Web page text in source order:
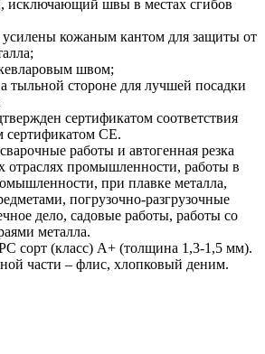
исключающий швы в местах сгибов
кожаным кантом для защиты от
швом;
тыльной стороне для лучшей посадки
сертификатом соответствия
сертификатом СЕ.
работы и автогенная резка
отраслях промышленности, работы в
при плавке металла,
погрузочно-разгрузочные
дело, садовые работы, работы со
металла.
сорт (класс) А+ (толщина 1,3-1,5 мм).
части – флис, хлопковый деним.